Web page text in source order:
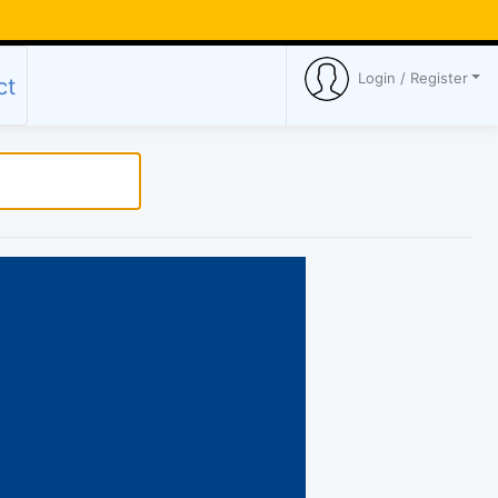
Login / Register